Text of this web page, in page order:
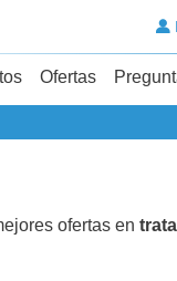
Ofertas
ofertas en